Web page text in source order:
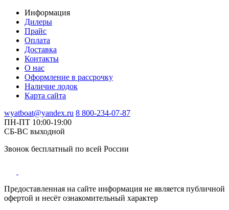
Информация
Дилеры
Прайс
Оплата
Доставка
Контакты
О нас
Оформление в рассрочку
Наличие лодок
Карта сайта
wyatboat@yandex.ru 8 800-234-07-87
ПН-ПТ 10:00-19:00
СБ-ВС выходной
Звонок бесплатный по всей России
Предоставленная на сайте информация не является публичной
офертой и несёт ознакомительный характер